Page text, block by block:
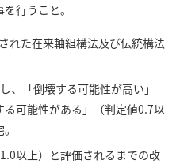
行うこと。
れた在来軸組構法及び伝統構法
、「倒壊する可能性が高い」
る可能性がある」（判定値0.7以
以上）と評価されるまでの改